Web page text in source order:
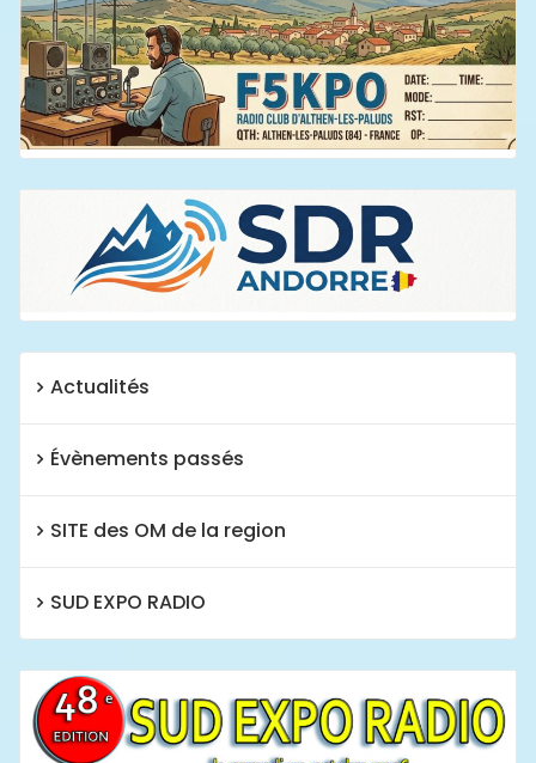
Actualités
Évènements passés
SITE des OM de la region
SUD EXPO RADIO